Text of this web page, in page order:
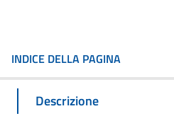
INDICE DELLA PAGINA
Descrizione